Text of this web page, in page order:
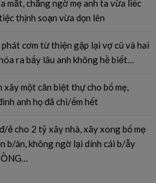
mắt, chẳng ngờ mẹ anh ta vừa liếc
thịnh soạn vừa dọn lên
cơm từ thiện gặp lại vợ cũ và hai
ra bấy lâu anh không hề biết…
xây một căn biệt thự cho bố mẹ,
anh họ đã chi/ếm hết
ẻ cho 2 tỷ xây nhà, xây xong bố mẹ
b/án, không ngờ lại dính cái b/ẫy